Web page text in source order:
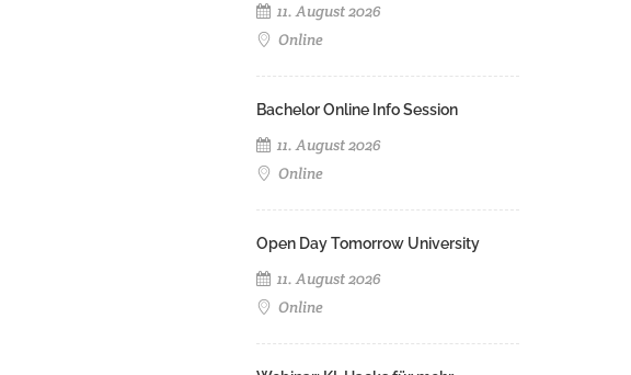
11. August 2026
Online
Bachelor Online Info Session
11. August 2026
Online
Open Day Tomorrow University
11. August 2026
Online